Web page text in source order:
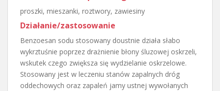
proszki, mieszanki, roztwory, zawiesiny
Działanie/zastosowanie
Benzoesan sodu stosowany doustnie działa słabo
wykrztuśnie poprzez drażnienie błony śluzowej oskrzeli,
wskutek czego zwiększa się wydzielanie oskrzelowe.
Stosowany jest w leczeniu stanów zapalnych dróg
oddechowych oraz zapaleń jamy ustnej wywołanych